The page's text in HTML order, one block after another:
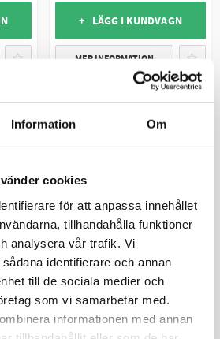
Information Om
cookies
för att anpassa innehållet
tillhandahålla funktioner
analysera vår trafik. Vi
identifierare och annan
till de sociala medier och
som vi samarbetar med.
informationen med annan
+ LÄGG I KUNDVAGN
MER INFORMATION
1
CF MOTO
Kamkedjeguide CF Moto 800
185 kr
1 I LAGER